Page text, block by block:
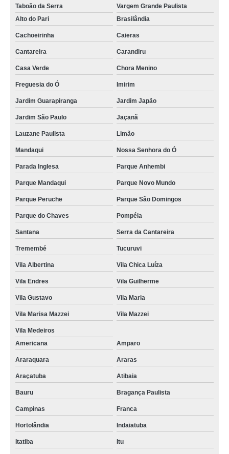
Taboão da Serra
Vargem Grande Paulista
Alto do Pari
Brasilândia
Cachoeirinha Caieras
Cantareira Carandiru
Casa Verde Chora Menino
Freguesia do Ó Imirim
Jardim Guarapiranga Jardim Japão
Jardim São Paulo Jaçanã
Lauzane Paulista Limão
Mandaqui Nossa Senhora do Ó
Parada Inglesa Parque Anhembi
Parque Mandaqui Parque Novo Mundo
Parque Peruche Parque São Domingos
Parque do Chaves Pompéia
Santana Serra da Cantareira
Tremembé Tucuruvi
Vila Albertina Vila Chica Luíza
Vila Endres Vila Guilherme
Vila Gustavo Vila Maria
Vila Marisa Mazzei Vila Mazzei
Vila Medeiros
Americana
Amparo
Araraquara Araras
Araçatuba Atibaia
Bauru Bragança Paulista
Campinas Franca
Hortolândia Indaiatuba
Itatiba Itu